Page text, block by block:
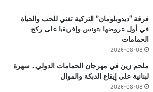
فرقة “ديدوبلومان” التركية تغني للحب والحياة
في أول عروضها بتونس وإفريقيا على ركح
الحمامات
2026-08-08
ملحم زين في مهرجان الحمامات الدولي… سهرة
لبنانية على إيقاع الدبكة والموال
2026-08-08